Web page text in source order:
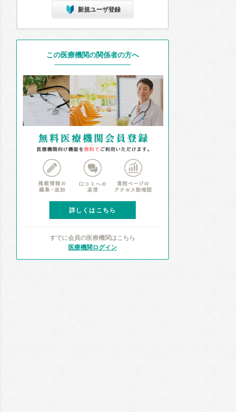
新規ユーザ登録
この医療機関の関係者の方へ
詳しくはこちら
すでに会員の医療機関はこちら
医療機関ログイン